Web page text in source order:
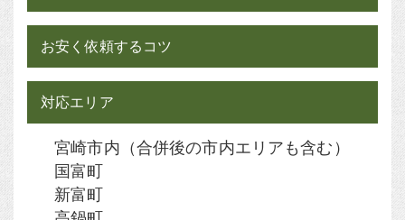
お安く依頼するコツ
対応エリア
宮崎市内（合併後の市内エリアも含む）
国富町
新富町